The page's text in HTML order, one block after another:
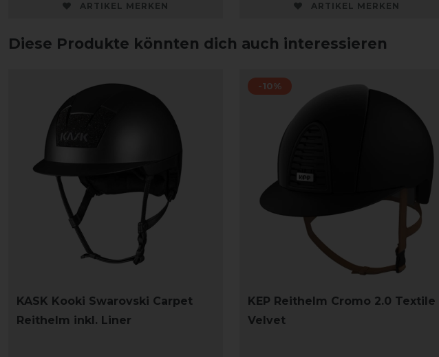
ARTIKEL MERKEN ARTIKEL MERKEN
Diese Produkte könnten dich auch interessieren
KASK Kooki Swarovski Carpet
Reithelm inkl. Liner
-10%
KEP Reithelm Cromo 2.0 Textile
Velvet